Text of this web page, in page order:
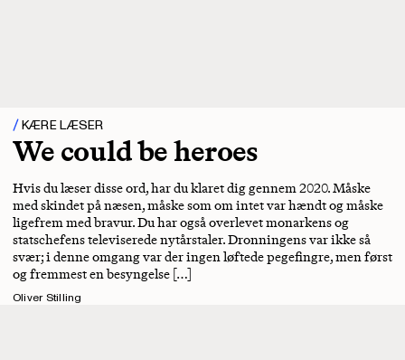
KÆRE LÆSER
We could be heroes
Hvis du læser disse ord, har du klaret dig gennem 2020. Måske
med skindet på næsen, måske som om intet var hændt og måske
ligefrem med bravur. Du har også overlevet monarkens og
statschefens televiserede nytårstaler. Dronningens var ikke så
svær; i denne omgang var der ingen løftede pegefingre, men først
og fremmest en besyngelse […]
Oliver Stilling